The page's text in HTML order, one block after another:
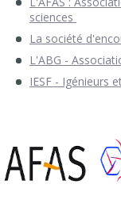
sciences
La société
L'ABG -
IESF - Igénieurs